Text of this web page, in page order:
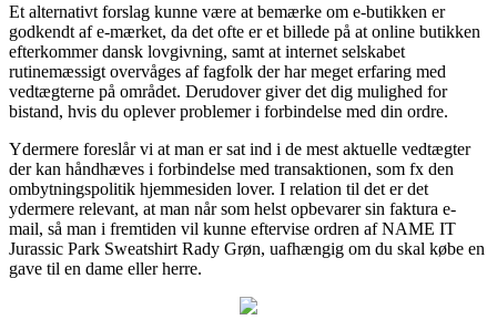
Et alternativt forslag kunne være at bemærke om e-butikken er
godkendt af e-mærket, da det ofte er et billede på at online butikken
efterkommer dansk lovgivning, samt at internet selskabet
rutinemæssigt overvåges af fagfolk der har meget erfaring med
vedtægterne på området. Derudover giver det dig mulighed for
bistand, hvis du oplever problemer i forbindelse med din ordre.
Ydermere foreslår vi at man er sat ind i de mest aktuelle vedtægter
der kan håndhæves i forbindelse med transaktionen, som fx den
ombytningspolitik hjemmesiden lover. I relation til det er det
ydermere relevant, at man når som helst opbevarer sin faktura e-
mail, så man i fremtiden vil kunne eftervise ordren af NAME IT
Jurassic Park Sweatshirt Rady Grøn, uafhængig om du skal købe en
gave til en dame eller herre.